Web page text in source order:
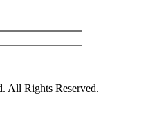
All Rights Reserved.